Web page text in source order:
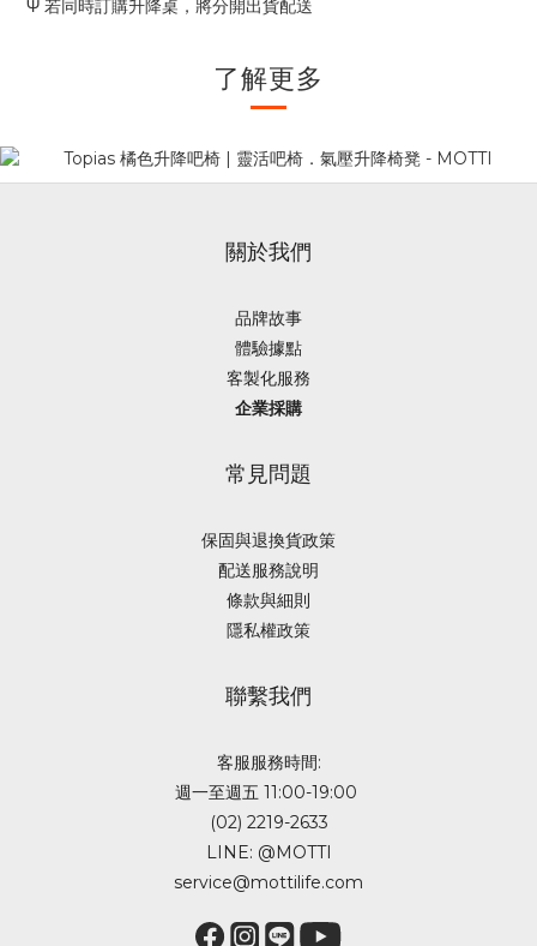
Ψ 若同時訂購升降桌，將分開出貨配送
了解更多
關於我們
品牌故事
體驗據點
客製化服務
企業採購
常見問題
保固與退換貨政策
配送服務說明
條款與細則
隱私權政策
聯繫我們
客服服務時間:
週一至週五 11:00-19:00
(02) 2219-2633
LINE: @MOTTI
service@mottilife.com